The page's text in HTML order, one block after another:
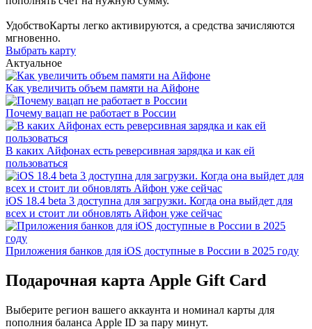
УдобствоКарты легко активируются, а средства зачисляются
мгновенно.
Выбрать карту
Актуальное
Как увеличить объем памяти на Айфоне
Почему вацап не работает в России
В каких Айфонах есть реверсивная зарядка и как ей
пользоваться
iOS 18.4 beta 3 доступна для загрузки. Когда она выйдет для
всех и стоит ли обновлять Айфон уже сейчас
Приложения банков для iOS доступные в России в 2025 году
Подарочная карта Apple Gift Card
Выберите регион вашего аккаунта и номинал карты для
пополния баланса Apple ID за пару минут.